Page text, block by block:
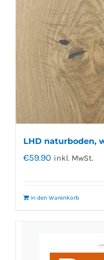
LHD naturboden,
€59.90 inkl. MwSt.
In den Warenkorb